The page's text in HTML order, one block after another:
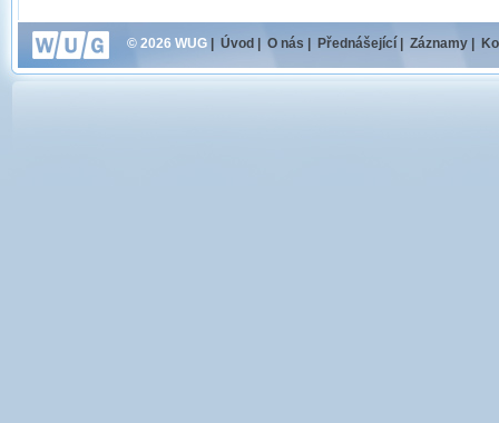
© 2026 WUG Úvod O nás Přednášející Záznamy